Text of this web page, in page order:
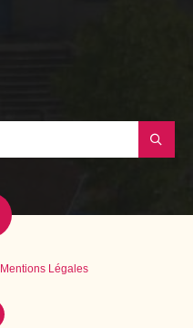
Mentions Légales